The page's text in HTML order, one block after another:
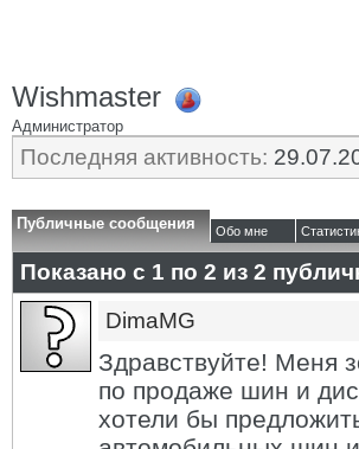
Wishmaster
Администратор
Последняя активность:
Публичные сообщения Обо мне
Показано с 1 по 2 из 2
DimaMG
Здравствуйте! Меня
по продаже шин и
хотели бы